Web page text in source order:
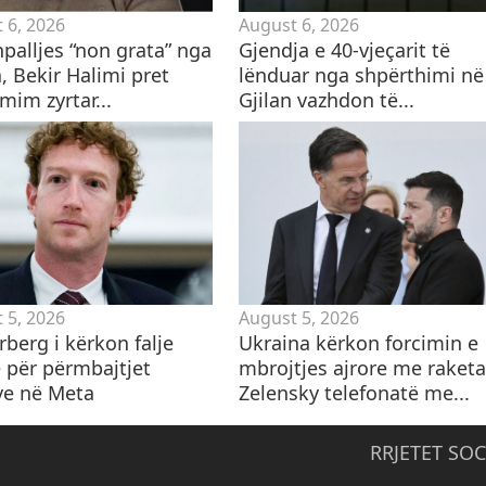
6, 2026
“non grata” nga
Bekir Halimi pret
zyrtar...
August 6, 2026
Gjendja e 40-vjeçarit të
lënduar nga shpërthimi në
Gjilan vazhdon të...
5, 2026
i kërkon falje
për përmbajtjet
në Meta
August 5, 2026
Ukraina kërkon forcimin e
mbrojtjes ajrore me
Zelensky telefonatë me...
RRJETET